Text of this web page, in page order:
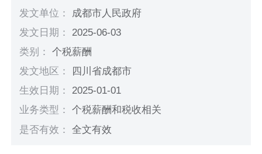
发文单位： 成都市人民政府
发文日期： 2025-06-03
类别：个税薪酬
发文地区：
四川省成都市
生效日期： 2025-01-01
业务类型：个税薪酬和税收相关
是否有效：全文有效